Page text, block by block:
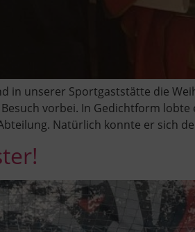
in unserer Sportgaststätte die
vorbei. In Gedichtform
Natürlich konnte er sich